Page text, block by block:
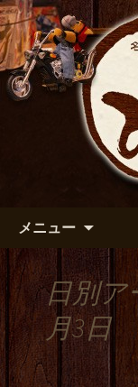
名古屋市
ひとりご
出張や観光
す
メニュー
日別ア
月3日